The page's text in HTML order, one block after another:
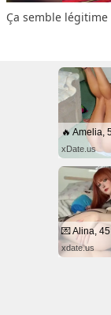
Ça semble légitime